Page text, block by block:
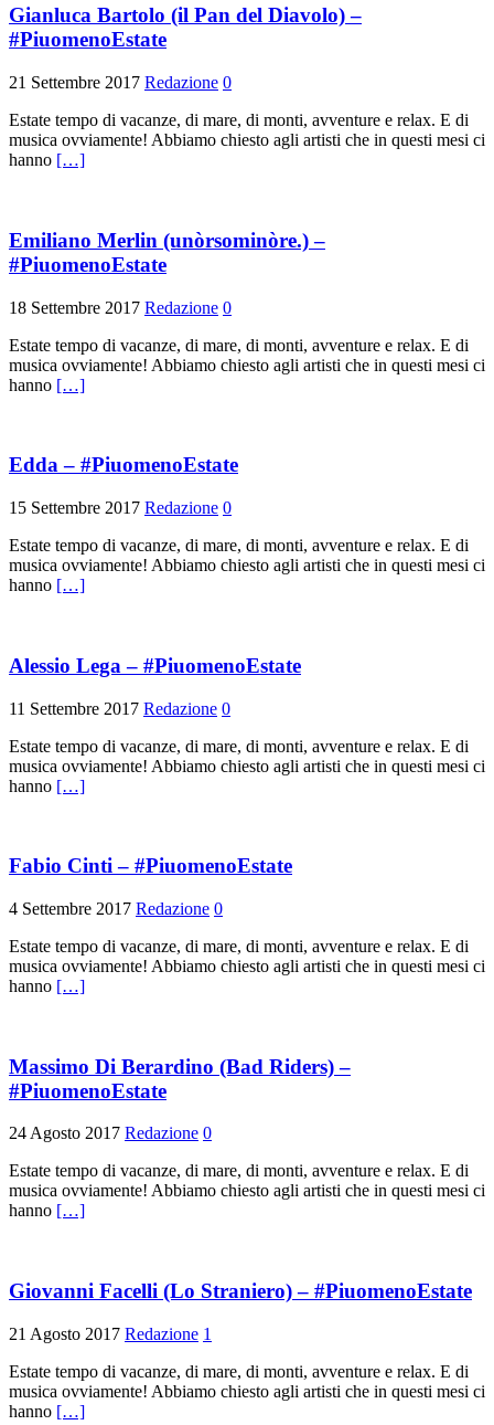
Gianluca Bartolo (il Pan del Diavolo) –
#PiuomenoEstate
21 Settembre 2017 Redazione 0
Estate tempo di vacanze, di mare, di monti, avventure e relax. E di
musica ovviamente! Abbiamo chiesto agli artisti che in questi mesi ci
hanno […]
Emiliano Merlin (unòrsominòre.) –
#PiuomenoEstate
18 Settembre 2017 Redazione 0
Estate tempo di vacanze, di mare, di monti, avventure e relax. E di
musica ovviamente! Abbiamo chiesto agli artisti che in questi mesi ci
hanno […]
Edda – #PiuomenoEstate
15 Settembre 2017 Redazione 0
Estate tempo di vacanze, di mare, di monti, avventure e relax. E di
musica ovviamente! Abbiamo chiesto agli artisti che in questi mesi ci
hanno […]
Alessio Lega – #PiuomenoEstate
11 Settembre 2017 Redazione 0
Estate tempo di vacanze, di mare, di monti, avventure e relax. E di
musica ovviamente! Abbiamo chiesto agli artisti che in questi mesi ci
hanno […]
Fabio Cinti – #PiuomenoEstate
4 Settembre 2017 Redazione 0
Estate tempo di vacanze, di mare, di monti, avventure e relax. E di
musica ovviamente! Abbiamo chiesto agli artisti che in questi mesi ci
hanno […]
Massimo Di Berardino (Bad Riders) –
#PiuomenoEstate
24 Agosto 2017 Redazione 0
Estate tempo di vacanze, di mare, di monti, avventure e relax. E di
musica ovviamente! Abbiamo chiesto agli artisti che in questi mesi ci
hanno […]
Giovanni Facelli (Lo Straniero) – #PiuomenoEstate
21 Agosto 2017 Redazione 1
Estate tempo di vacanze, di mare, di monti, avventure e relax. E di
musica ovviamente! Abbiamo chiesto agli artisti che in questi mesi ci
hanno […]